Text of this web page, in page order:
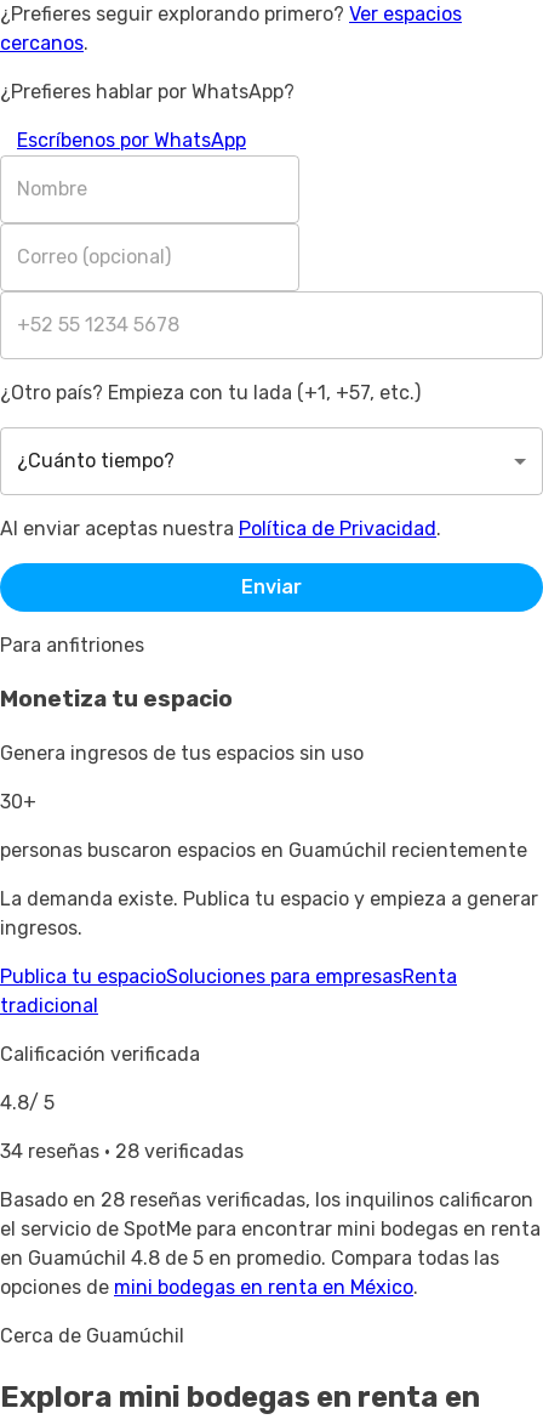
¿Prefieres seguir explorando primero? Ver espacios
cercanos.
¿Prefieres hablar por WhatsApp?
Escríbenos por WhatsApp
¿Otro país? Empieza con tu lada (+1, +57, etc.)
¿Cuánto tiempo?
Al enviar aceptas nuestra Política de Privacidad.
Enviar
Para anfitriones
Monetiza tu espacio
Genera ingresos de tus espacios sin uso
30+
personas buscaron espacios en Guamúchil recientemente
La demanda existe. Publica tu espacio y empieza a generar
ingresos.
Publica tu espacioSoluciones para empresasRenta
tradicional
Calificación verificada
4.8/ 5
34 reseñas · 28 verificadas
Basado en 28 reseñas verificadas, los inquilinos calificaron
el servicio de SpotMe para encontrar mini bodegas en renta
en Guamúchil 4.8 de 5 en promedio. Compara todas las
opciones de mini bodegas en renta en México.
Cerca de Guamúchil
Explora mini bodegas en renta en